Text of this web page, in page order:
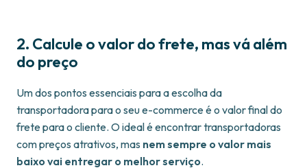
2. Calcule o valor do frete, mas vá além
do preço
Um dos pontos essenciais para a escolha da
transportadora para o seu e-commerce é o valor final do
frete para o cliente. O ideal é encontrar transportadoras
com preços atrativos, mas nem sempre o valor mais
baixo vai entregar o melhor serviço.